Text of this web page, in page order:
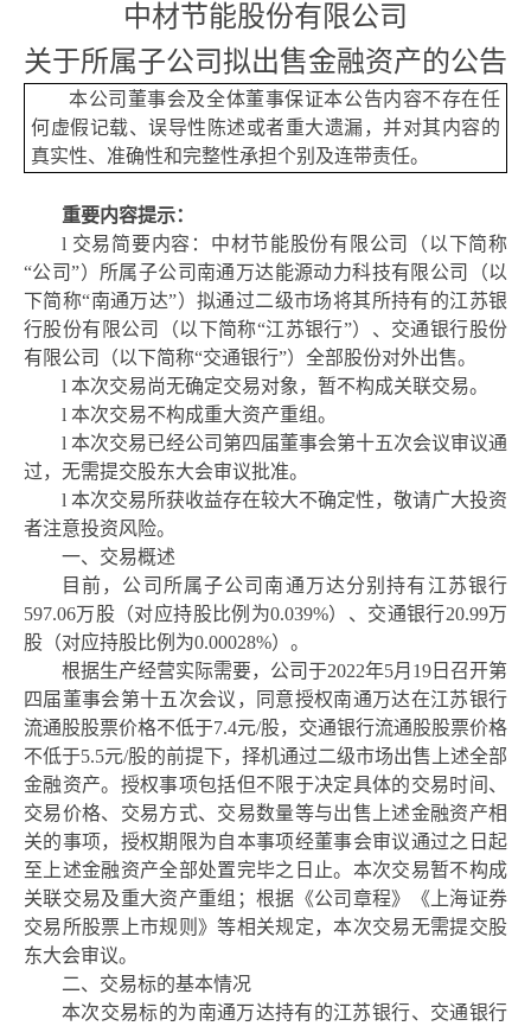
中材节能股份有限公司
关于所属子公司拟出售金融资产的公告
本公司董事会及全体董事保证本公告内容不存在任
何虚假记载、误导性陈述或者重大遗漏，并对其内容的
真实性、准确性和完整性承担个别及连带责任。
重要内容提示：
l 交易简要内容：中材节能股份有限公司（以下简称
“公司”）所属子公司南通万达能源动力科技有限公司（以
下简称“南通万达”）拟通过二级市场将其所持有的江苏银
行股份有限公司（以下简称“江苏银行”）、交通银行股份
有限公司（以下简称“交通银行”）全部股份对外出售。
l 本次交易尚无确定交易对象，暂不构成关联交易。
l 本次交易不构成重大资产重组。
l 本次交易已经公司第四届董事会第十五次会议审议通
过， 无需提交股东大会审议批准。
l 本次交易所获收益存在较大不确定性，敬请广大投资
者注意投资风险。
一、交易概述
目前， 公司所属子公司南通万达分别持有江苏银行
597.06万股（对应持股比例为0.039%）、交通银行20.99万
股（对应持股比例为0.00028%）。
根据生产经营实际需要， 公司于2022年5月19日召开第
四届董事会第十五次会议，同意授权南通万达在江苏银行
流通股股票价格不低于7.4元/股，交通银行流通股股票价格
不低于5.5元/股的前提下， 择机通过二级市场出售上述全部
金融资产。授权事项包括但不限于决定具体的交易时间、
交易价格、交易方式、交易数量等与出售上述金融资产相
关的事项，授权期限为自本事项经董事会审议通过之日起
至上述金融资产全部处置完毕之日止。 本次交易暂不构成
关联交易及重大资产重组；根据《公司章程》《上海证券
交易所股票上市规则》等相关规定，本次交易无需提交股
东大会审议。
二、 交易标的基本情况
本次交易标的为南通万达持有的江苏银行、交通银行